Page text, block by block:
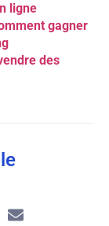
ligne
gagner
des